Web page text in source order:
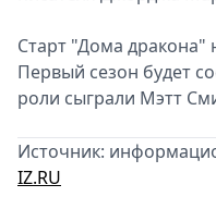
Старт "Дома дракона"
Первый сезон будет
роли сыграли Мэтт
Источник:
IZ.RU